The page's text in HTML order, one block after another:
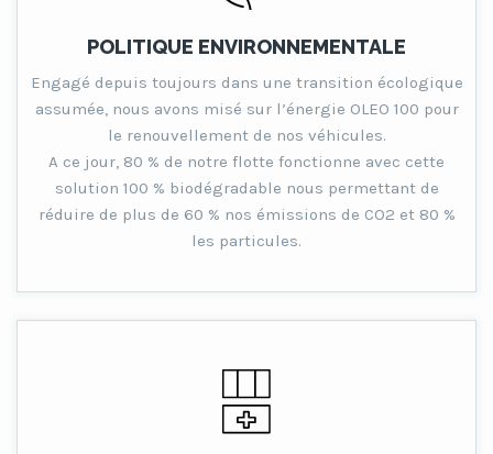
POLITIQUE ENVIRONNEMENTALE
Engagé depuis toujours dans une transition écologique
assumée, nous avons misé sur l’énergie OLEO 100 pour
le renouvellement de nos véhicules.
A ce jour, 80 % de notre flotte fonctionne avec cette
solution 100 % biodégradable nous permettant de
réduire de plus de 60 % nos émissions de CO2 et 80 %
les particules.